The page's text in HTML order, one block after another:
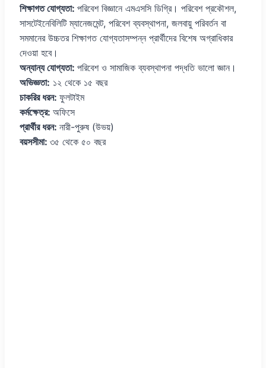
শিক্ষাগত যোগ্যতা: পরিবেশ বিজ্ঞানে এমএসসি ডিগ্রি। পরিবেশ প্রকৌশল,
সাসটেইনেবিলিটি ম্যানেজমেন্ট, পরিবেশ ব্যবস্থাপনা, জলবায়ু পরিবর্তন বা
সমমানের উচ্চতর শিক্ষাগত যোগ্যতাসম্পন্ন প্রার্থীদের বিশেষ অগ্রাধিকার
দেওয়া হবে।
অন্যান্য যোগ্যতা: পরিবেশ ও সামাজিক ব্যবস্থাপনা পদ্ধতি ভালো জ্ঞান।
অভিজ্ঞতা: ১২ থেকে ১৫ বছর
চাকরির ধরন: ফুলটাইম
কর্মক্ষেত্র: অফিসে
প্রার্থীর ধরন: নারী-পুরুষ (উভয়)
বয়সসীমা: ৩৫ থেকে ৫০ বছর